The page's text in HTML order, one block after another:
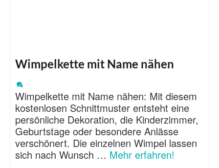
Wimpelkette mit Name nähen
Wimpelkette mit Name nähen: Mit diesem
kostenlosen Schnittmuster entsteht eine
persönliche Dekoration, die Kinderzimmer,
Geburtstage oder besondere Anlässe
verschönert. Die einzelnen Wimpel lassen
sich nach Wunsch … Mehr erfahren!